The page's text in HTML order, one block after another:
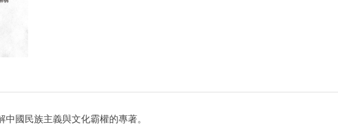
國民族主義與文化霸權的專著。